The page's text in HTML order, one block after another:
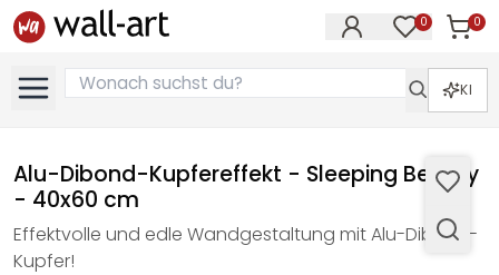
0 0
KI
Alu-Dibond-Kupfereffekt - Sleeping Beauty
- 40x60 cm
Effektvolle und edle Wandgestaltung mit Alu-Dibond-
Kupfer!